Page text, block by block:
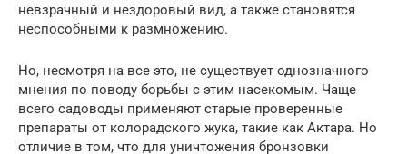
невзрачный и нездоровый вид, а также становятся
неспособными к размножению.
Но, несмотря на все это, не существует однозначного
мнения по поводу борьбы с этим насекомым. Чаще
всего садоводы применяют старые проверенные
препараты от колорадского жука, такие как Актара. Но
отличие в том, что для уничтожения бронзовки